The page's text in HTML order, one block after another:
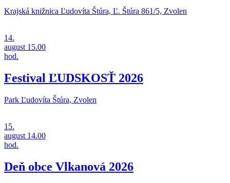
Krajská knižnica Ľudovíta Štúra, Ľ. Štúra 861/5, Zvolen
14.
august 15.00
hod.
Festival ĽUDSKOSŤ 2026
Park Ľudovíta Štúra, Zvolen
15.
august 14.00
hod.
Deň obce Vlkanová 2026